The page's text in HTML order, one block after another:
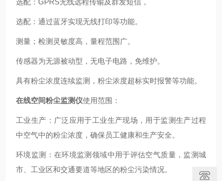
选配：GPRS无线远程传输及群发短信，
选配：通过蓝牙实现无线打印等功能。
测量；检测灵敏度高，量程范围广。
传感器为无源被动型，无电子电路，免维护。
具有粉尘浓度连续监测，粉尘浓度超标实时报警等功能。
在线空间粉尘监测仪使用范围：
工业生产：广泛应用于工业生产现场，用于监测生产过程
中空气中的粉尘浓度，确保员工健康和生产安全。
环境监测：在环境监测领域中用于评估空气质量，监测城
市、工业区和交通要道等地区的粉尘污染情况。